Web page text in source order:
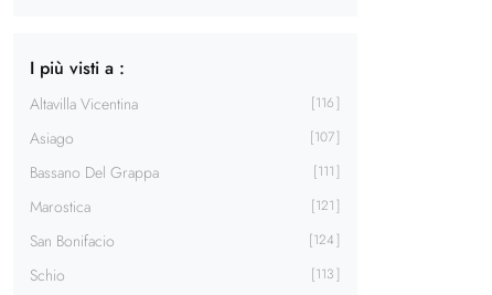
I più visti a :
Altavilla Vicentina 116
Asiago 107
Bassano Del Grappa 111
Marostica 121
San Bonifacio 124
Schio 113